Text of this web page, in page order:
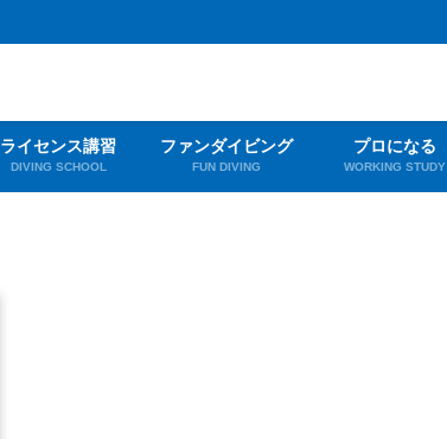
ライセンス講習
DIVING SCHOOL
ファンダイビング
FUN DIVING
プロになる
WORKING STUDY